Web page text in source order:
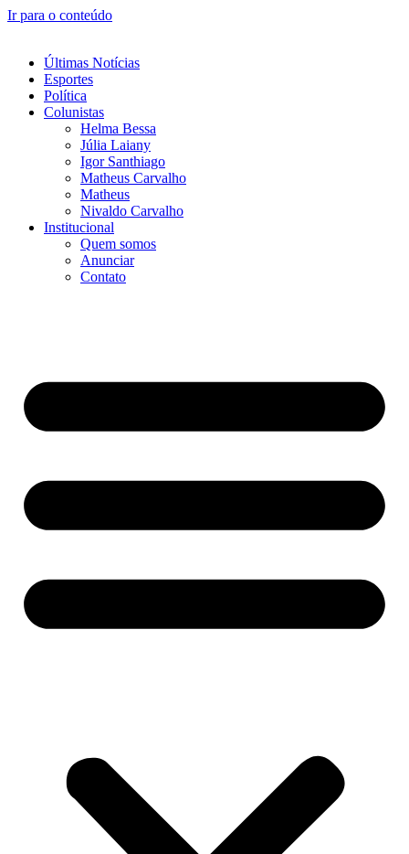
Ir para o conteúdo
Últimas Notícias
Esportes
Política
Colunistas
Helma Bessa
Júlia Laiany
Igor Santhiago
Matheus Carvalho
Matheus
Nivaldo Carvalho
Institucional
Quem somos
Anunciar
Contato